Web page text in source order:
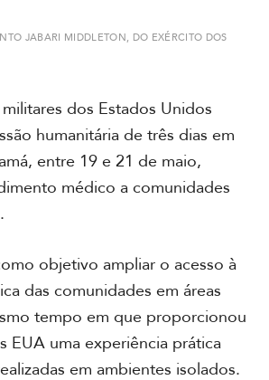
JABARI MIDDLETON, DO EXÉRCITO DOS
dos Estados Unidos
humanitária de três dias em
entre 19 e 21 de maio,
médico a comunidades
objetivo ampliar o acesso à
das comunidades em áreas
tempo em que proporcionou
EUA uma experiência prática
em ambientes isolados.